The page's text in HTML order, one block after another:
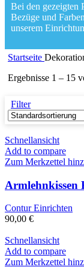
Bei den gezeigten
Bezüge und
unserem
Startseite
Ergebnisse 1 – 15
Filter
Schnellansicht
Add to compare
Zum Merkzettel
Armlehnkissen
Contur Einrichten
90,00 €
Schnellansicht
Add to compare
Zum Merkzettel